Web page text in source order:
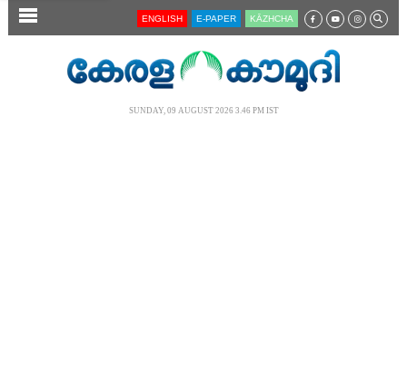
SECTIONS ENGLISH E-PAPER KĀZHCHA
SUNDAY, 09 AUGUST 2026 3.46 PM IST